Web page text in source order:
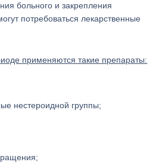
больного и закрепления
потребоваться лекарственные
применяются такие препараты:
нестероидной группы;